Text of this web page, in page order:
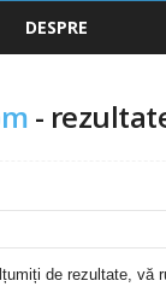
DESPRE
-
de rezultate, vă